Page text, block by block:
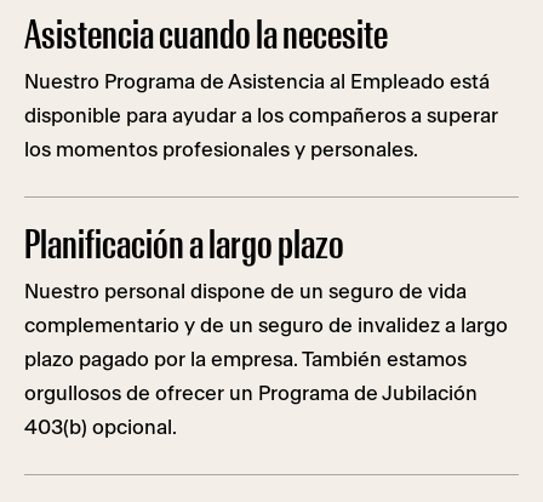
Asistencia cuando la necesite
Nuestro Programa de Asistencia al Empleado está
disponible para ayudar a los compañeros a superar
los momentos profesionales y personales.
Planificación a largo plazo
Nuestro personal dispone de un seguro de vida
complementario y de un seguro de invalidez a largo
plazo pagado por la empresa. También estamos
orgullosos de ofrecer un Programa de Jubilación
403(b) opcional.